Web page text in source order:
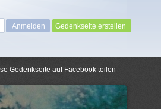
Gedenkseite erstellen
Gedenkseite auf Facebook teilen